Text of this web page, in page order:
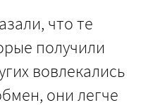
что те
получили
вовлекались
они легче